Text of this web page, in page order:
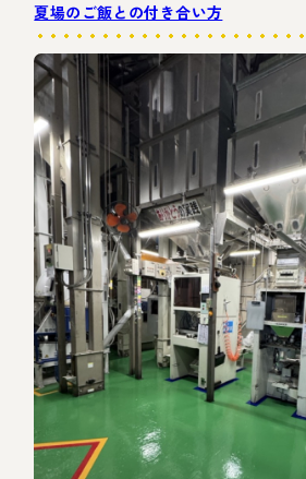
夏場のご飯との付き合い方